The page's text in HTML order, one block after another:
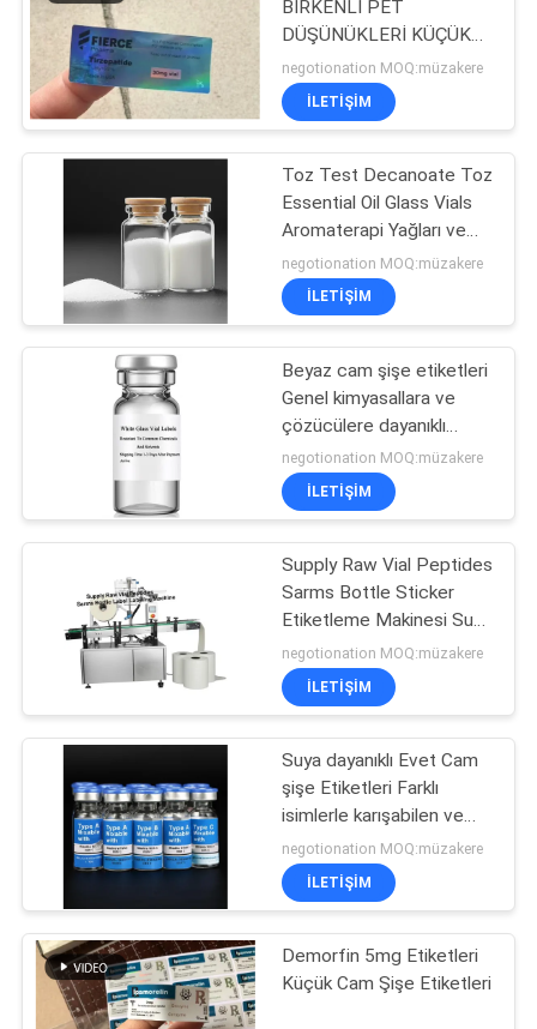
Güvenlik Hologramı
Etiketi
İlaç ambalaj kutusu
İlaç şişesi etiketi
Ilaç şişesi kutusu
BİRKENLİ PET
DÜŞÜNÜKLERİ KÜÇÜK
GÜZEL VİAL Etiketler
negotionation MOQ:müzakere
İLETIŞIM
Toz Test Decanoate Toz
Essential Oil Glass Vials
Aromaterapi Yağları ve
Bitkisel Ekstrakt
Depolama için Uygun
Tekrardan Kullanılabilir
negotionation MOQ:müzakere
İLETIŞIM
Beyaz cam şişe etiketleri
Genel kimyasallara ve
çözücülere dayanıklı
Nakliye süresi Ödeme
sonrası 1-3 gün
negotionation MOQ:müzakere
İLETIŞIM
Supply Raw Vial Peptides
Sarms Bottle Sticker
Etiketleme Makinesi Suya
dayanıklı Evet Pürüzsüz
etiketleme süreci için
optimize edilmiş
negotionation MOQ:müzakere
İLETIŞIM
Suya dayanıklı Evet Cam
şişe Etiketleri Farklı
isimlerle karışabilen ve
müşteri logosu ile
özelleştirilebilen türler
sunuyor
negotionation MOQ:müzakere
İLETIŞIM
Demorfin 5mg Etiketleri
Küçük Cam Şişe Etiketleri